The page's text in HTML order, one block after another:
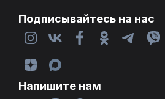
Подписывайтесь на нас
Напишите нам